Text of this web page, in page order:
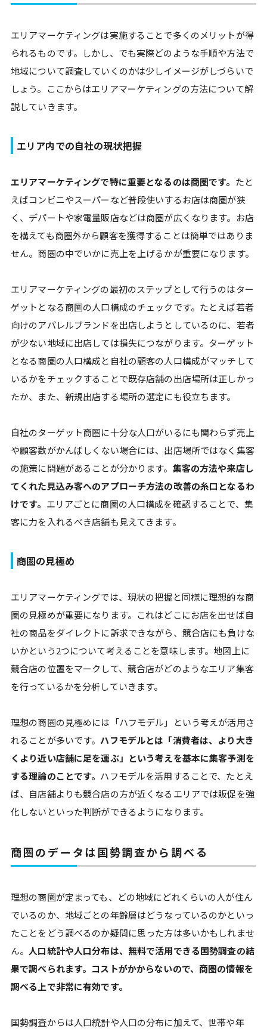
エリアマーケティングは実施することで多くのメリットが得
られるものです。しかし、でも実際どのような手順や方法で
地域について調査していくのかは少しイメージがしづらいで
しょう。ここからはエリアマーケティングの方法について解
説していきます。
エリア内での自社の現状把握
エリアマーケティングで特に重要となるのは商圏です。 たと
えばコンビニやスーパーなど普段使いするお店は商圏が狭
く、デパートや家電量販店などは商圏が広くなります。お店
を構えても商圏外から顧客を獲得することは簡単ではありま
せん。商圏の中でいかに売上を上げるかが重要になります。
エリアマーケティングの最初のステップとして行うのはター
ゲットとなる商圏の人口構成のチェックです。たとえば若者
向けのアパレルブランドを出店しようとしているのに、若者
が少ない地域に出店しては損失につながります。ターゲット
となる商圏の人口構成と自社の顧客の人口構成がマッチして
いるかをチェックすることで既存店舗の出店場所は正しかっ
たか、また、新規出店する場所の選定にも役立ちます。
自社のターゲット商圏に十分な人口がいるにも関わらず売上
や顧客数がかんばしくない場合には、出店場所ではなく集客
の施策に問題があることが分かります。 集客の方法や来店し
てくれた見込み客へのアプローチ方法の改善の糸口となるわ
けです。 エリアごとに商圏の人口構成を確認することで、集
客に力を入れるべき店舗も見えてきます。
商圏の見極め
エリアマーケティングでは、現状の把握と同様に理想的な商
圏の見極めが重要になります。これはどこにお店を出せば自
社の商品をダイレクトに訴求できながら、競合店にも負けな
いかという2つについて考えることを意味します。地図上に
競合店の位置をマークして、競合店がどのようなエリア集客
を行っているかを分析していきます。
理想の商圏の見極めには「ハフモデル」という考えが活用さ
れることが多いです。 ハフモデルとは「消費者は、より大き
くより近い店舗に足を運ぶ」という考えを基本に集客予測を
する理論のことです。 ハフモデルを活用することで、たとえ
ば、自店舗よりも競合店の方が近くなるエリアでは販促を強
化しないといった判断ができるようになります。
商圏のデータは国勢調査から調べる
理想の商圏が定まっても、どの地域にどれくらいの人が住ん
でいるのか、地域ごとの年齢層はどうなっているのかといっ
たことをどう調べるのか疑問に思った方は多いかもしれませ
ん。 人口統計や人口分布は、無料で活用できる国勢調査の結
果で調べられます。コストがかからないので、商圏の情報を
調べる上で非常に有効です。
国勢調査からは人口統計や人口の分布に加えて、世帯や年